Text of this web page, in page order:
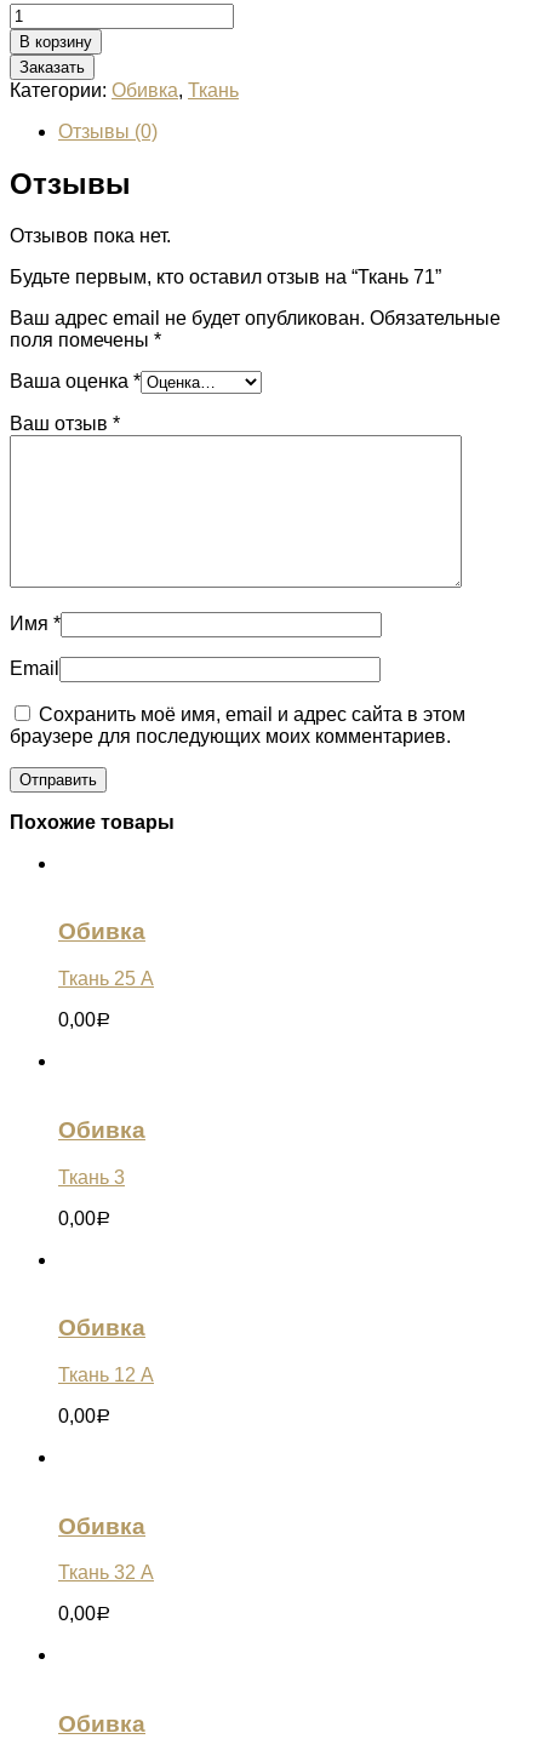
Количество
Ткань
71
В корзину
Заказать
Категории: Обивка, Ткань
Отзывы (0)
Отзывы
Отзывов пока нет.
Будьте первым, кто оставил отзыв на “Ткань 71”
Ваш адрес email не будет опубликован. Обязательные
поля помечены *
Ваша оценка *
Ваш отзыв *
Имя *
Email
Сохранить моё имя, email и адрес сайта в этом
браузере для последующих моих комментариев.
Похожие товары
Обивка
Ткань 25 А
0,00Р
Обивка
Ткань 3
0,00Р
Обивка
Ткань 12 А
0,00Р
Обивка
Ткань 32 А
0,00Р
Обивка